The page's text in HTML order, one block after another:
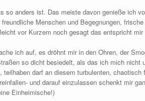
so anders ist. Das meiste davon genieße ich
Menschen und Begegnungen,
vor Kurzem noch gesagt das entspricht
ich auf, es dröhnt mir in den Ohren, der
so dicht besiedelt, als das ich mich nicht
teilhaben darf an diesem turbulenten,
und darauf einzulassen schenkt mir
Einheimische!)